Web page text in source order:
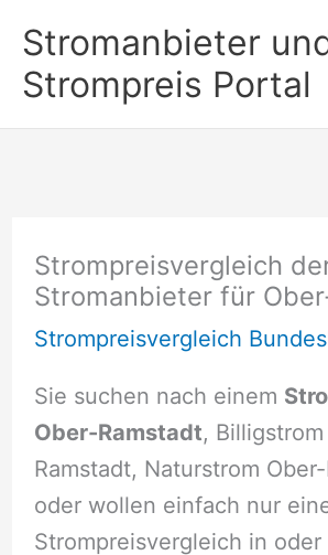
Inhalt
springen
Stromanbieter
Strompreis Portal
Strompreisvergleich
Stromanbieter für
Strompreisvergleich
Sie suchen nach einem
Ober-Ramstadt,
Ramstadt, Naturstrom
oder wollen einfach nur
Strompreisvergleich in oder